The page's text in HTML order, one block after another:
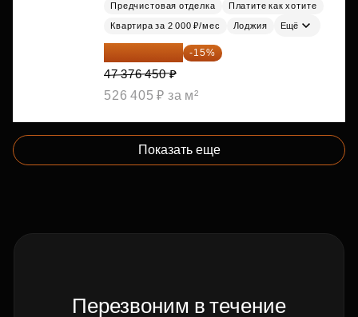
Предчистовая отделка
Платите как хотите
Квартира за 2 000 ₽/мес Лоджия Ещё
40 269 983 ₽ -15%
47 376 450 ₽
526 405 ₽ за м²
Показать еще
Перезвоним в течение